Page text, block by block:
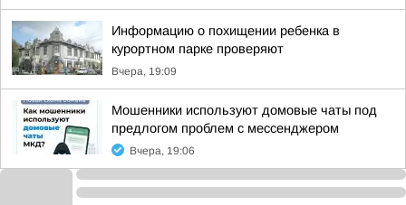
Информацию о похищении ребенка в
курортном парке проверяют
Вчера, 19:09
Мошенники используют домовые чаты под
предлогом проблем с мессенджером
Вчера, 19:06